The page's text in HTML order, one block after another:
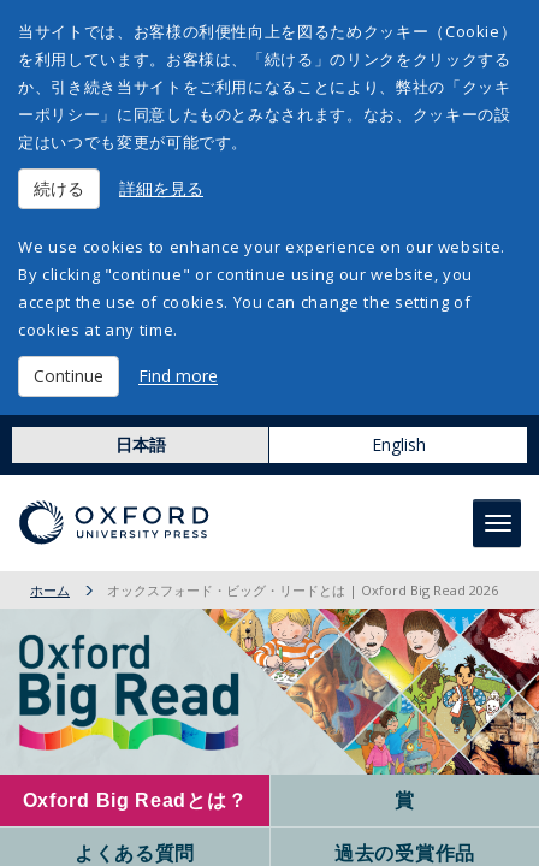
当サイトでは、お客様の利便性向上を図るためクッキー（Cookie）
を利用しています。お客様は、「続ける」のリンクをクリックする
か、引き続き当サイトをご利用になることにより、弊社の「クッキ
ーポリシー」に同意したものとみなされます。なお、クッキーの設
定はいつでも変更が可能です。
続ける 詳細を見る
We use cookies to enhance your experience on our website.
By clicking "continue" or continue using our website, you
accept the use of cookies. You can change the setting of
cookies at any time.
Continue Find more
日本語 English
ホーム オックスフォード・ビッグ・リードとは | Oxford Big Read 2026
Oxford Big Readとは？ 賞
よくある質問 過去の受賞作品